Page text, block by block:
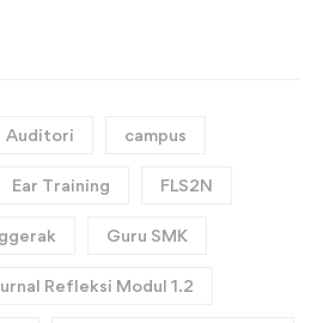
Auditori campus
Ear Training FLS2N
Guru SMK
Refleksi Modul 1.2